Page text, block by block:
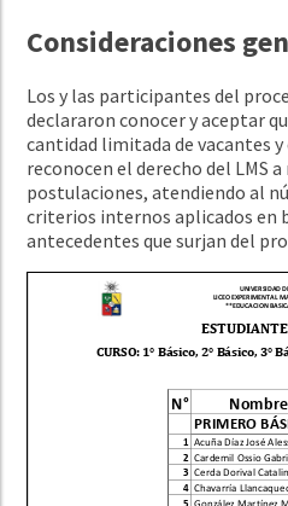
Consideraciones
Los y las participantes del
declararon conocer y aceptar
cantidad limitada de vacantes
reconocen el derecho del LMS
postulaciones, atendiendo al
criterios internos aplicados en
antecedentes que surjan del